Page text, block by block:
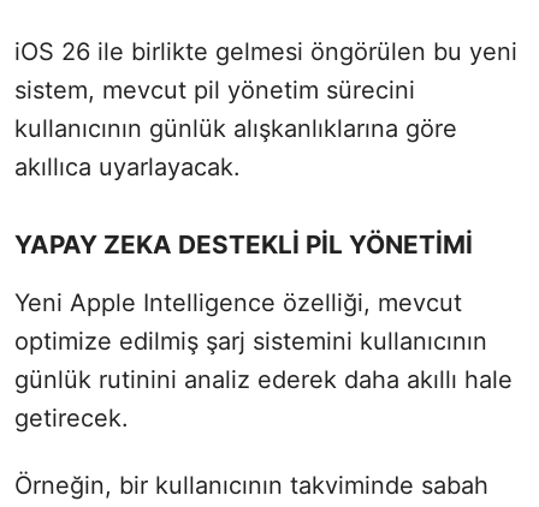
iOS 26 ile birlikte gelmesi öngörülen bu yeni
sistem, mevcut pil yönetim sürecini
kullanıcının günlük alışkanlıklarına göre
akıllıca uyarlayacak.
YAPAY ZEKA DESTEKLİ PİL YÖNETİMİ
Yeni Apple Intelligence özelliği, mevcut
optimize edilmiş şarj sistemini kullanıcının
günlük rutinini analiz ederek daha akıllı hale
getirecek.
Örneğin, bir kullanıcının takviminde sabah